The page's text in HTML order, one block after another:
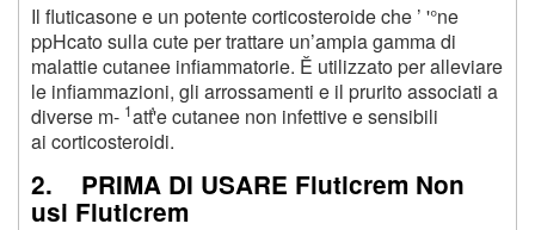
Il fluticasone e un potente corticosteroide che ’ '°ne
ppHcato sulla cute per trattare un’ampia gamma di
malattie cutanee infiammatorie. Ě utilizzato per alleviare
le infiammazioni, gli arrossamenti e il prurito associati a
diverse m- 1atť'e cutanee non infettive e sensibili
ai corticosteroidi.
2. PRIMA DI USARE Fluticrem Non
usi Fluticrem